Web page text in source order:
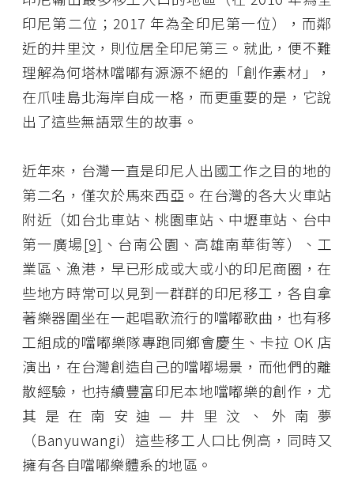
印尼第二位；2017 年為全印尼第一位），而鄰
近的井里汶，則位居全印尼第三。就此，便不難
理解為何塔林噹嘟有源源不絕的「創作素材」，
在爪哇島北海岸自成一格，而更重要的是，它說
出了這些無語眾生的故事。
近年來，台灣一直是印尼人出國工作之目的地的
第二名，僅次於馬來西亞。在台灣的各大火車站
附近（如台北車站、桃園車站、中壢車站、台中
第一廣場[9] 、台南公園、高雄南華街等）、工
業區、漁港，早已形成或大或小的印尼商圈，在
些地方時常可以見到一群群的印尼移工，各自拿
著樂器圍坐在一起唱歌流行的噹嘟歌曲，也有移
工組成的噹嘟樂隊專跑同鄉會慶生、卡拉 OK 店
演出，在台灣創造自己的噹嘟場景，而他們的離
散經驗，也持續豐富印尼本地噹嘟樂的創作，尤
其是在南安迪—井里汶、外南夢
（Banyuwangi）這些移工人口比例高，同時又
擁有各自噹嘟樂體系的地區。